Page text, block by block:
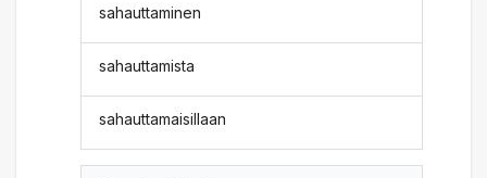
sahauttaminen
sahauttamista
sahauttamaisillaan